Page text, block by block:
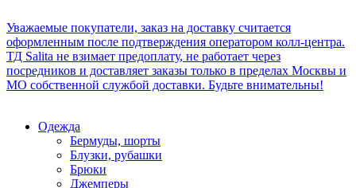
Уважаемые покупатели, заказ на доставку считается
оформленным после подтверждения оператором колл-центра.
ТД Salita не взимает предоплату, не работает через
посредников и доставляет заказы только в пределах Москвы и
МО собственной службой доставки. Будьте внимательны!
Одежда
Бермуды, шорты
Блузки, рубашки
Брюки
Джемперы